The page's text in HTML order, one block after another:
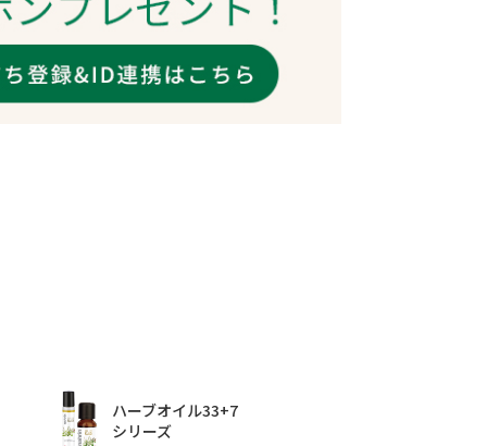
ハーブオイル33+7
シリーズ